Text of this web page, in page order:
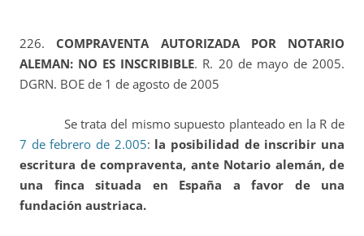
226.
COMPRAVENTA AUTORIZADA POR NOTARIO
ALEMAN: NO ES INSCRIBIBLE. R. 20 de mayo de 2005.
DGRN. BOE de 1 de agosto de 2005
Se trata del mismo supuesto planteado en la R de
7 de febrero de 2.005: la posibilidad de inscribir una
escritura de compraventa, ante Notario alemán, de
una finca situada en España a favor de una
fundación austriaca.